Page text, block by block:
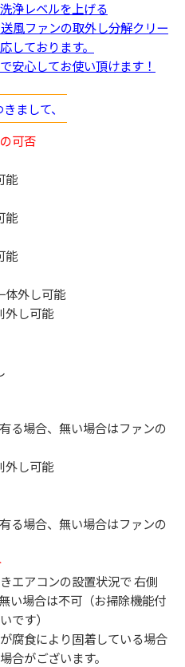
浄レベルを上げる
風ファンの取外し分解クリー
しております。
安心してお使い頂けます！
まして、
可否
能
能
能
体外し可能
外し可能
る場合、無い場合はファンの
外し可能
る場合、無い場合はファンの
エアコンの設置状況で 右側
い場合は不可（お掃除機能付
です）
腐食により固着している場合
合がございます。